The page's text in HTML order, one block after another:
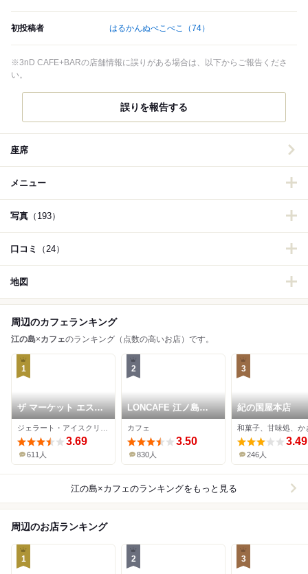
初投稿者 はるかんぬぺこぺこ （74）
※3nD CAFE+BARの店舗情報に誤りがある場合は、以下からご報告くださ
い。
誤りを報告する
座席
メニュー
写真 （193）
口コミ （24）
地図
周辺のカフェランキング
江の島×カフェのランキング（点数の高いお店）です。
1
ザ マーケット エスイ
ーワン
3.69
611人
2
LONCAFE 江ノ島本
店
カフェ
3.50
830人
3
紀の国屋本店
和菓子、甘味処、か
3.49
246人
江の島×カフェのランキングをもっと見る
周辺のお店ランキング
1 2 3